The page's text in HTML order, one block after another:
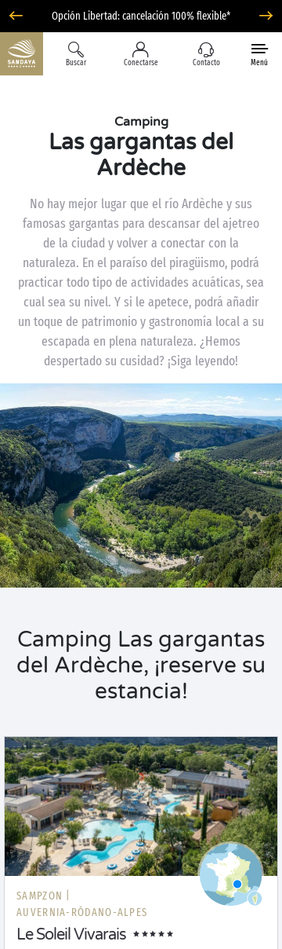
Opción Libertad: cancelación 100% flexible*
Buscar Conectarse Contacto Menú
Camping
Las gargantas del
Ardèche
No hay mejor lugar que el río Ardèche y sus
famosas gargantas para descansar del ajetreo
de la ciudad y volver a conectar con la
naturaleza. En el paraíso del piragüismo, podrá
practicar todo tipo de actividades acuáticas, sea
cual sea su nivel. Y si le apetece, podrá añadir
un toque de patrimonio y gastronomía local a su
escapada en plena naturaleza. ¿Hemos
despertado su cusidad? ¡Siga leyendo!
Camping Las gargantas
del Ardèche, ¡reserve su
estancia!
SAMPZON |
AUVERNIA-RÓDANO-ALPES
Le Soleil Vivarais